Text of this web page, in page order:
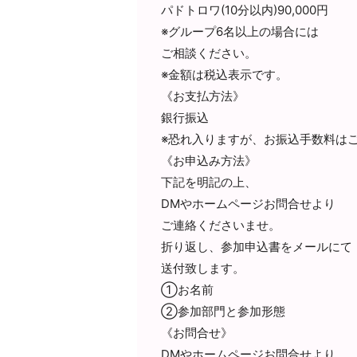
パドトロワ(10分以内)90,000円
※グループ6名以上の場合には
ご相談ください。
※金額は税込表示です。
《お支払方法》
銀行振込
※恐れ入りますが、お振込手数料は
《お申込み方法》
下記を明記の上、
DMやホームページお問合せより
ご連絡くださいませ。
折り返し、参加申込書をメールにて
送付致します。
①お名前
②参加部門と参加形態
《お問合せ》